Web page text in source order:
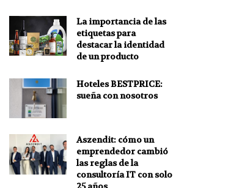
La importancia de las
etiquetas para
destacar la identidad
de un producto
Hoteles BESTPRICE:
sueña con nosotros
Aszendit: cómo un
emprendedor cambió
las reglas de la
consultoría IT con solo